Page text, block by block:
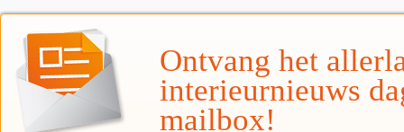
Ontvang het
interieurnieuws
mailbox!